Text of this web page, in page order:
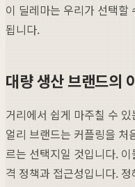
이 딜레마는 우리가 선택할
됩니다.
대량 생산 브랜드의
거리에서 쉽게 마주칠 수
얼리 브랜드는 커플링을 처
르는 선택지일 것입니다.
격 정책과 접근성입니다.